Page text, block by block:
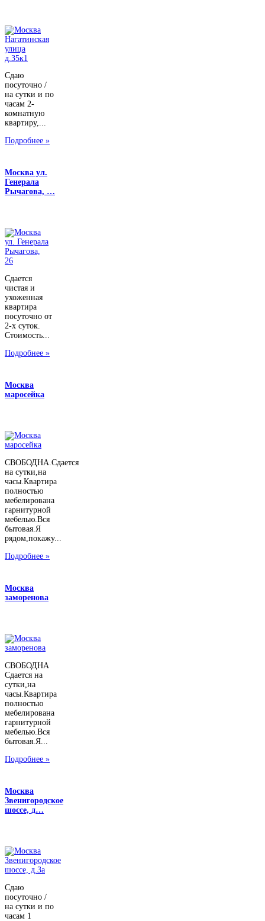
Сдаю
посуточно /
на сутки и по
часам 2-
комнатную
квартиру,...
Подробнее »
Москва ул.
Генерала
Рычагова, …
Сдается
чистая и
ухоженная
квартира
посуточно от
2-х суток.
Стоимость...
Подробнее »
Москва
маросейка
СВОБОДНА.Сдается
на сутки,на
часы.Квартира
полностью
мебелирована
гарнитурной
мебелью.Вся
бытовая.Я
рядом,покажу...
Подробнее »
Москва
заморенова
СВОБОДНА
Сдается на
сутки,на
часы.Квартира
полностью
мебелирована
гарнитурной
мебелью.Вся
бытовая.Я...
Подробнее »
Москва
Звенигородское
шоссе, д…
Сдаю
посуточно /
на сутки и по
часам 1